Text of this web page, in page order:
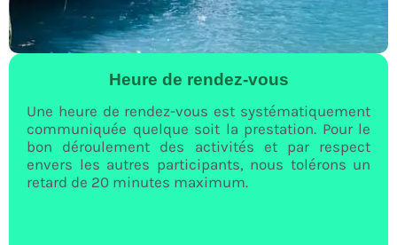
Heure de rendez-vous
Une heure de rendez-vous est systématiquement
communiquée quelque soit la prestation. Pour le
bon déroulement des activités et par respect
envers les autres participants, nous tolérons un
retard de 20 minutes maximum.